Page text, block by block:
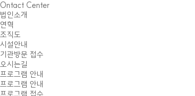
Ontact Center
법인소개
연혁
조직도
시설안내
기관방문 접수
오시는길
프로그램 안내
프로그램 안내
프로그램 접수